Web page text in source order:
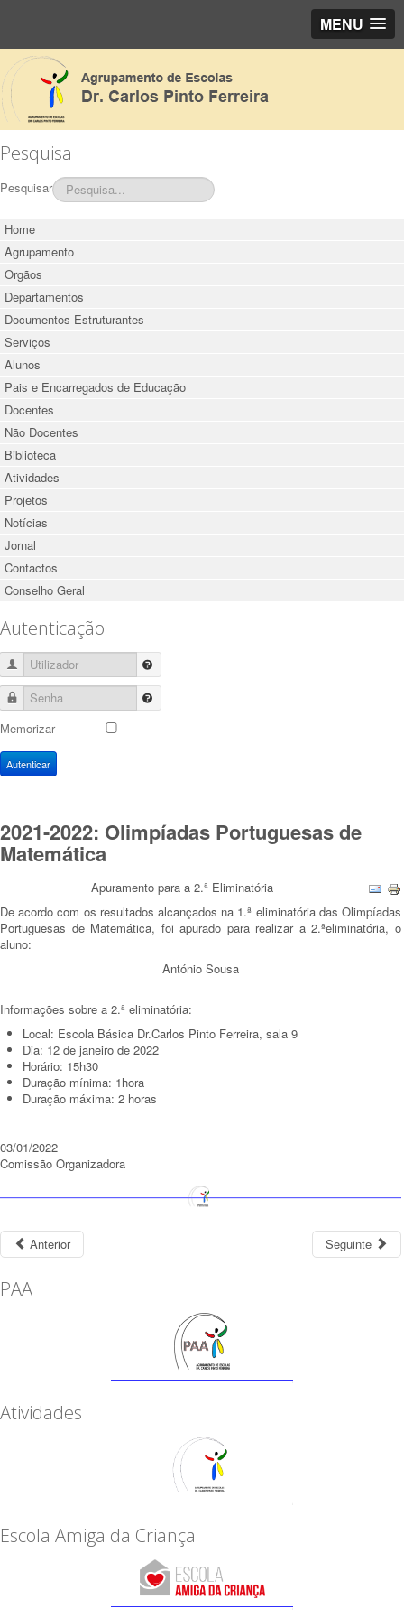
MENU
Pesquisa
Pesquisar
Home
Agrupamento
Orgãos
Departamentos
Documentos Estruturantes
Serviços
Alunos
Pais e Encarregados de Educação
Docentes
Não Docentes
Biblioteca
Atividades
Projetos
Notícias
Jornal
Contactos
Conselho Geral
Autenticação
Utilizador
Senha
Memorizar
Autenticar
2021-2022: Olimpíadas Portuguesas de
Matemática
Apuramento para a 2.ª Eliminatória
De acordo com os resultados alcançados na 1.ª eliminatória das Olimpíadas
Portuguesas de Matemática, foi apurado para realizar a 2.ªeliminatória, o
aluno:
António Sousa
Informações sobre a 2.ª eliminatória:
Local: Escola Básica Dr.Carlos Pinto Ferreira, sala 9
Dia: 12 de janeiro de 2022
Horário: 15h30
Duração mínima: 1hora
Duração máxima: 2 horas
03/01/2022
Comissão Organizadora
Anterior Seguinte
PAA
Atividades
Escola Amiga da Criança